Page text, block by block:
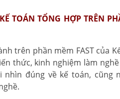
TOÁN TỔNG HỢP TRÊN
trên phần mềm FAST của
thức, kinh nghiệm làm
nhìn đúng về kế toán, cũng